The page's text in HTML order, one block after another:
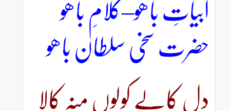
ابیاتِ باھو–کلامِ باھو
حضرت سخی سلطان باھو
دل کالے کولوں منہ کالا